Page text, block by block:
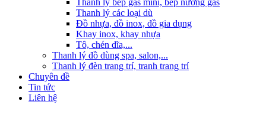
Thanh lý bếp gas mini, bếp nướng gas
Thanh lý các loại dù
Đồ nhựa, đồ inox, đồ gia dụng
Khay inox, khay nhựa
Tô, chén dĩa,...
Thanh lý đồ dùng spa, salon,...
Thanh lý đèn trang trí, tranh trang trí
Chuyên đề
Tin tức
Liên hệ